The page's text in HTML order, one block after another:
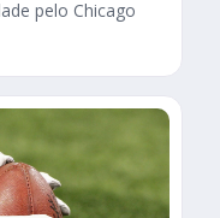
pelo Chicago